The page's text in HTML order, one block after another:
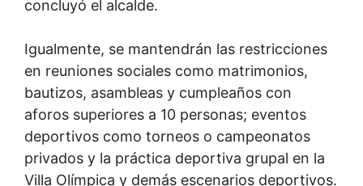
concluyó el alcalde.
Igualmente, se mantendrán las restricciones
en reuniones sociales como matrimonios,
bautizos, asambleas y cumpleaños con
aforos superiores a 10 personas; eventos
deportivos como torneos o campeonatos
privados y la práctica deportiva grupal en la
Villa Olímpica y demás escenarios deportivos.